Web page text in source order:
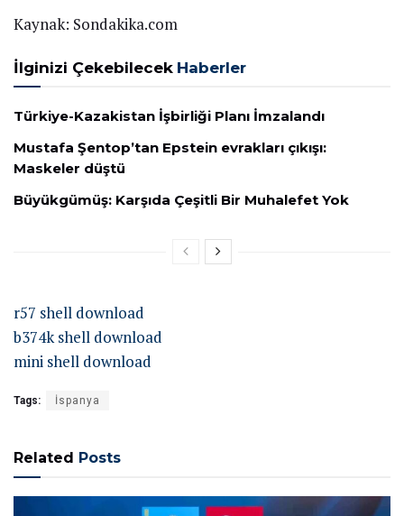
Kaynak: Sondakika.com
İlginizi Çekebilecek Haberler
Türkiye-Kazakistan İşbirliği Planı İmzalandı
Mustafa Şentop’tan Epstein evrakları çıkışı:
Maskeler düştü
Büyükgümüş: Karşıda Çeşitli Bir Muhalefet Yok
r57 shell download
b374k shell download
mini shell download
Tags: İspanya
Related Posts